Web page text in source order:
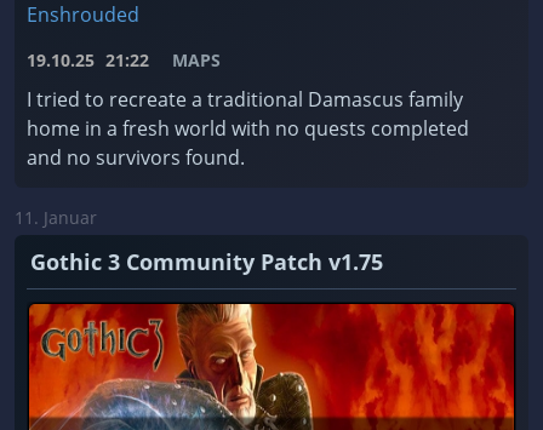
Enshrouded
19.10.25 21:22 MAPS
I tried to recreate a traditional Damascus family
home in a fresh world with no quests completed
and no survivors found.
11. Januar
Gothic 3 Community Patch v1.75